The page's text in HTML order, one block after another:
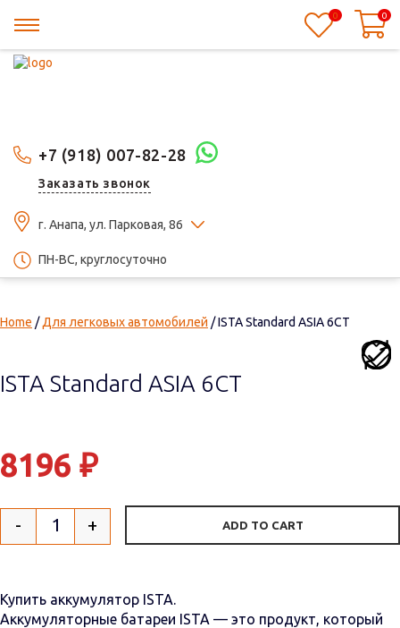
+7 (918) 007-82-28
Заказать звонок
г. Анапа, ул. Парковая, 86
ПН-ВС, круглосуточно
0 0
Home /Для легковых автомобилей / ISTA Standard ASIA 6СТ
ISTA Standard ASIA 6СТ
8196 ₽
Quantity
- + ADD TO CART
Купить аккумулятор ISTA.
Аккумуляторные батареи ISTA — это продукт, который